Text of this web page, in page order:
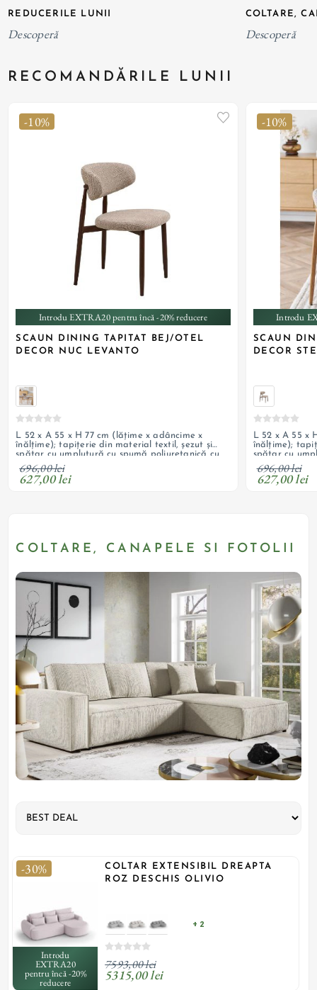
REDUCERILE LUNII
Descoperă
COLTARE,
Descoperă
RECOMANDĂRILE LUNII
-10%
Introdu EXTRA20 pentru încă -20% reducere
SCAUN DINING TAPITAT BEJ/OTEL
DECOR NUC LEVANTO
L 52 x A 55 x H 77 cm (lățime x adâncime x
înălțime); tapițerie din material textil, șezut și
spătar cu umplutură cu spumă poliuretanică cu
densitate T 28, picioare din oțel cu decor nuc
696,00 lei
627,00 lei
-10%
Introdu
SCAUN
DECOR
L 52 x A 55 x
înălțime);
spătar cu
densitate T
696,00 lei
627,00 lei
COLTARE, CANAPELE SI FOTOLII
-30%
Introdu
EXTRA20
pentru încă -20%
reducere
COLTAR EXTENSIBIL DREAPTA
ROZ DESCHIS OLIVIO
+ 2
7593,00 lei
5315,00 lei